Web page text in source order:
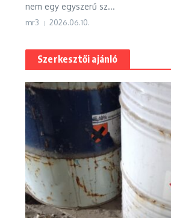
nem egy egyszerű sz...
mr3 2026.06.10.
Szerkesztői ajánló